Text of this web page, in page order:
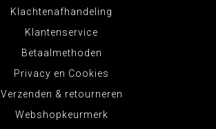
Klachtenafhandeling
Klantenservice
Betaalmethoden
Privacy en Cookies
Verzenden & retourneren
Webshopkeurmerk